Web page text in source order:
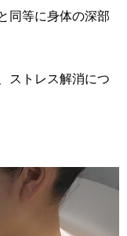
同等に身体の深部
ストレス解消につ